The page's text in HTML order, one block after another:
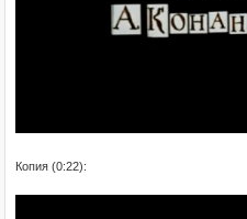
Копия (0:22):